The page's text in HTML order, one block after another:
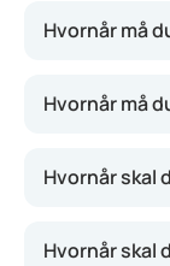
Hvornår må
Hvornår må
Hvornår skal
Hvornår skal